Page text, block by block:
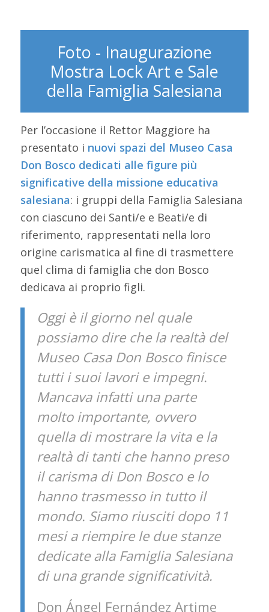
Foto - Inaugurazione
Mostra Lock Art e Sale
della Famiglia Salesiana
Per l’occasione il Rettor Maggiore ha
presentato i nuovi spazi del Museo Casa
Don Bosco dedicati alle figure più
significative della missione educativa
salesiana: i gruppi della Famiglia Salesiana
con ciascuno dei Santi/e e Beati/e di
riferimento, rappresentati nella loro
origine carismatica al fine di trasmettere
quel clima di famiglia che don Bosco
dedicava ai proprio figli.
Oggi è il giorno nel quale
possiamo dire che la realtà del
Museo Casa Don Bosco finisce
tutti i suoi lavori e impegni.
Mancava infatti una parte
molto importante, ovvero
quella di mostrare la vita e la
realtà di tanti che hanno preso
il carisma di Don Bosco e lo
hanno trasmesso in tutto il
mondo. Siamo riusciti dopo 11
mesi a riempire le due stanze
dedicate alla Famiglia Salesiana
di una grande significatività.
Don Ángel Fernández Artime